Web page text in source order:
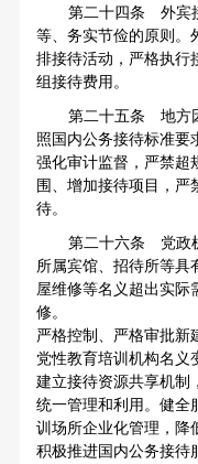
第二十四条 外宾
等、务实节俭的原则。
排接待活动，严格执行
组接待费用。
第二十五条 地方
照国内公务接待标准要
强化审计监督，严禁超
围、增加接待项目，严
待。
第二十六条 党政
所属宾馆、招待所等具
屋维修等名义超出实际
修。
严格控制、严格审批新
党性教育培训机构名义
建立接待资源共享机制
统一管理和利用。健全
训场所企业化管理，降
积极推进国内公务接待